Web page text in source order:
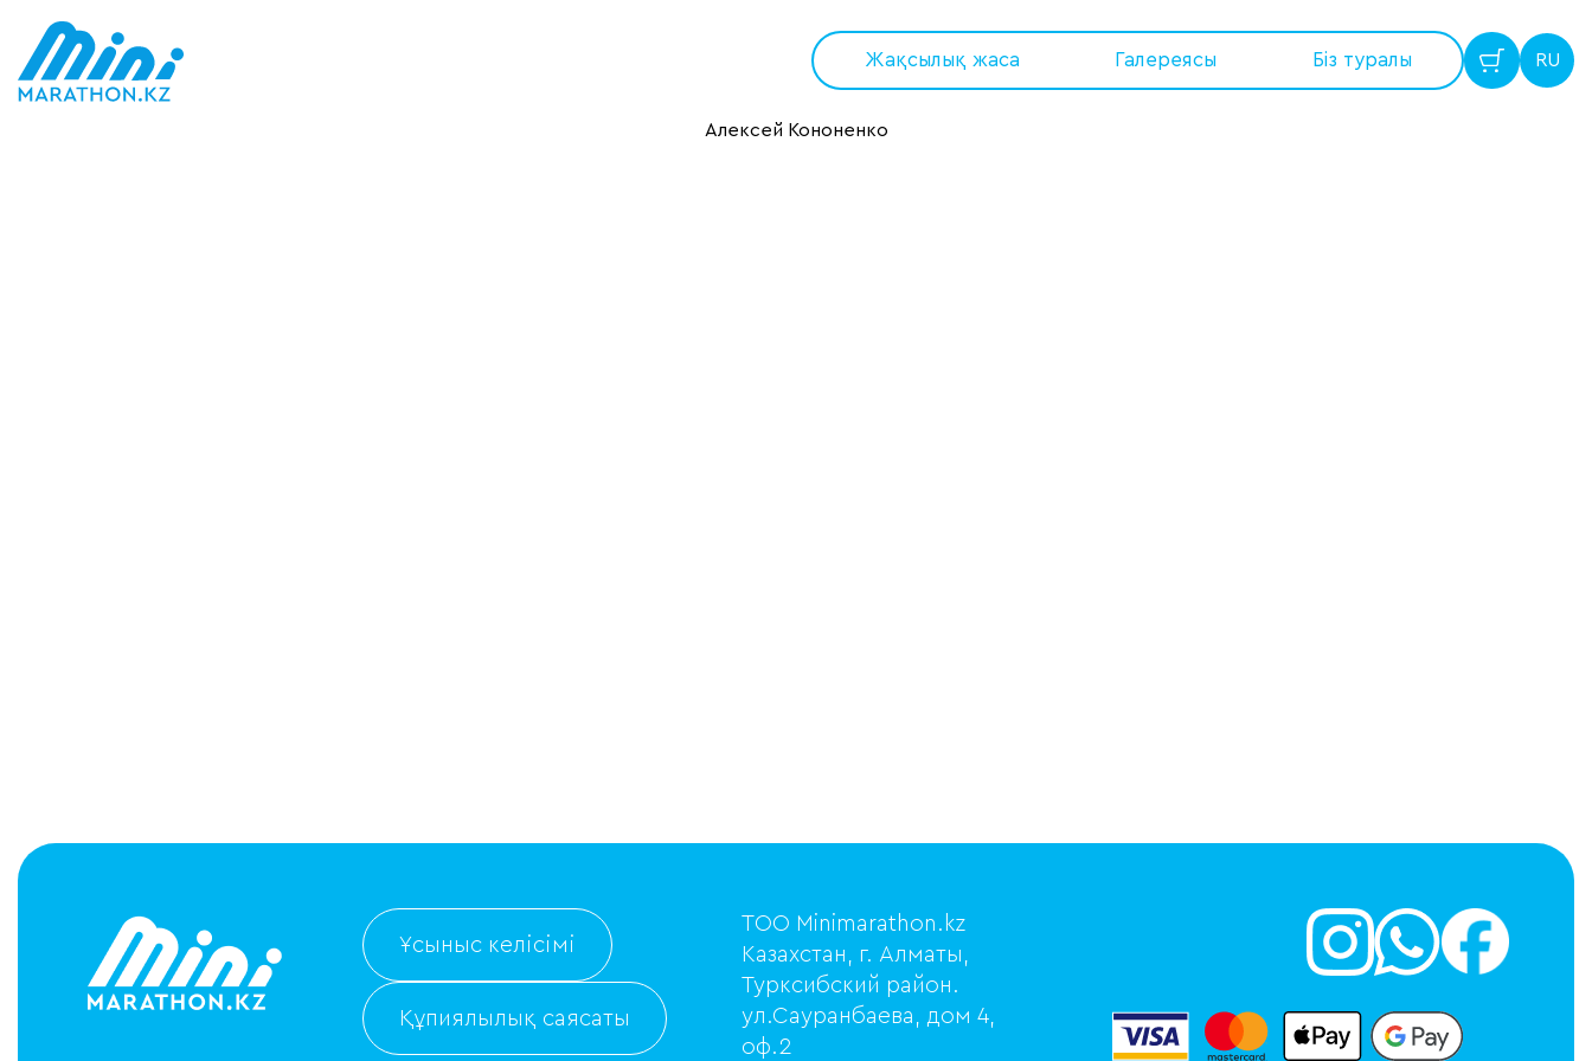
Жақсылық жаса Галереясы Бiз туралы RU
Алексей Кононенко
Ұсыныс келісімі
Құпиялылық саясаты
ТОО Minimarathon.kz
Казахстан, г. Алматы,
Турксибский район.
ул.Сауранбаева, дом 4,
оф.2